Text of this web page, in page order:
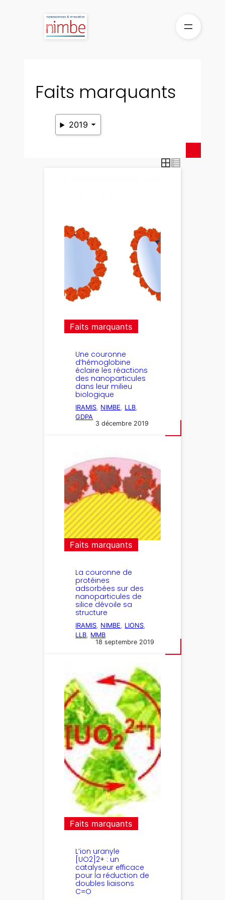
Faits marquants
2019
Faits marquants
Une couronne
d’hémoglobine
éclaire les réactions
des nanoparticules
dans leur milieu
biologique
IRAMIS NIMBE LLB
GDPA
3 décembre 2019
Faits marquants
La couronne de
protéines
adsorbées sur des
nanoparticules de
silice dévoile sa
structure
IRAMIS NIMBE LIONS
LLB MMB
18 septembre 2019
Faits marquants
L’ion uranyle
[UO2]2+ : un
catalyseur efficace
pour la réduction de
doubles liaisons
C=O